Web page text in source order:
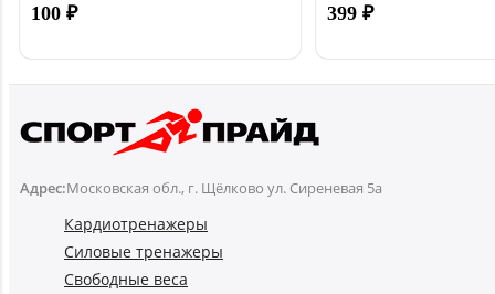
100 ₽
399 ₽
Адрес:Московская обл., г. Щёлково ул. Сиреневая 5а
Кардиотренажеры
Силовые тренажеры
Свободные веса